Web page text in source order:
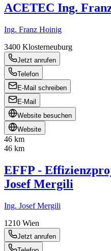
ACETEC Ing.
Ing. Franz Hoinig
3400 Klosterneuburg
Jetzt anrufen
Telefon
E-Mail schreiben
E-Mail
Website besuchen
Website
46 km
46 km
EFFP -
Josef Mergili
Ing. Josef Mergili
1210 Wien
Jetzt anrufen